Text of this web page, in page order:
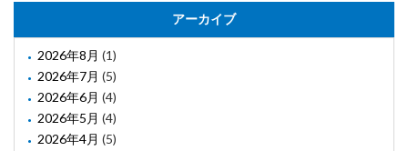
アーカイブ
2026年8月 (1)
2026年7月 (5)
2026年6月 (4)
2026年5月 (4)
2026年4月 (5)